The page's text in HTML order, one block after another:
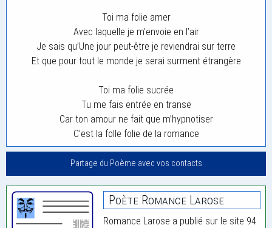
Toi ma folie amer
Avec laquelle je m’envoie en l’air
Je sais qu’Une jour peut-être je reviendrai sur terre
Et que pour tout le monde je serai surment étrangère
Toi ma folie sucrée
Tu me fais entrée en transe
Car ton amour ne fait que m’hypnotiser
C’est la folle folie de la romance
Partage du Poème avec vos contacts
Poète Romance Larose
Romance Larose a publié sur le site 94